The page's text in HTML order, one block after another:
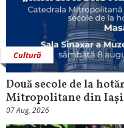
Cultură
Două secole de la
Mitropolitane din Iași
07 Aug, 2026